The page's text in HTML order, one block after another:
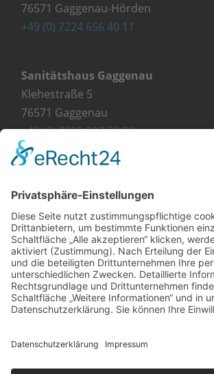
76571 Gaggenau-Hörden
+49 (0) 7224 656 40 11
Sanitätshaus Gaggenau
Klehestraße 5
76571 Gaggenau
+49 (0) 7225 987 79 30
© Copyright 2023 -
Kontakt Impressum
Diese Website ist mit viel ❤ von